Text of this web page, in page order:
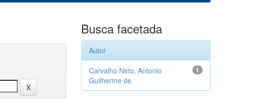
Busca facetada
Autor
1
Carvalho Neto, Antonio
Guilherme de